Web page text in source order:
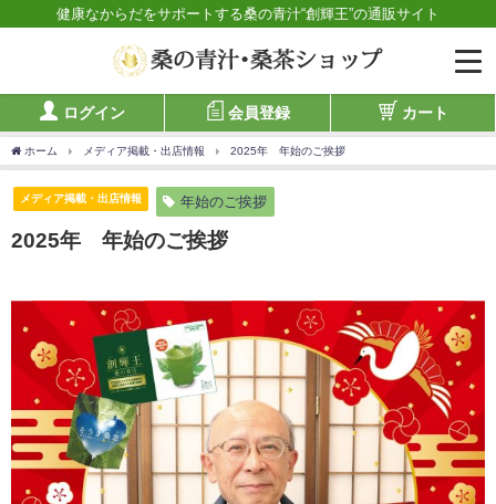
健康なからだをサポートする桑の青汁“創輝王”の通販サイト
ログイン 会員登録 カート
ホーム メディア掲載・出店情報 2025年 年始のご挨拶
メディア掲載・出店情報 年始のご挨拶
2025年 年始のご挨拶